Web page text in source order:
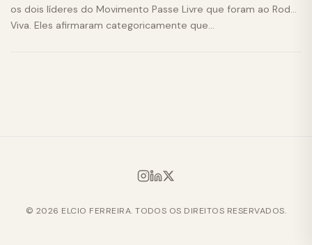
os dois líderes do Movimento Passe Livre que foram ao Roda
Viva. Eles afirmaram categoricamente que…
© 2026 ELCIO FERREIRA. TODOS OS DIREITOS RESERVADOS.